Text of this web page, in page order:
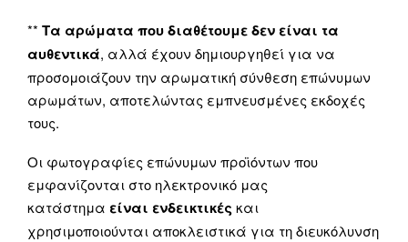
** Τα αρώματα που διαθέτουμε δεν είναι τα
αυθεντικά, αλλά έχουν δημιουργηθεί για να
προσομοιάζουν την αρωματική σύνθεση επώνυμων
αρωμάτων, αποτελώντας εμπνευσμένες εκδοχές
τους.
Οι φωτογραφίες επώνυμων προϊόντων που
εμφανίζονται στο ηλεκτρονικό μας
κατάστημα είναι ενδεικτικές και
χρησιμοποιούνται αποκλειστικά για τη διευκόλυνση